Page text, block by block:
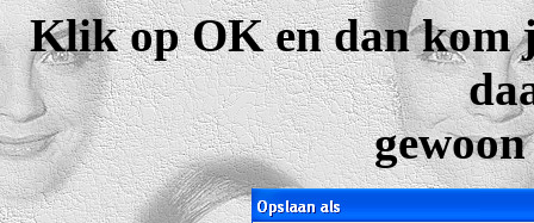
Klik op OK en dan kom